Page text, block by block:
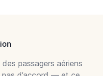
passagers aériens